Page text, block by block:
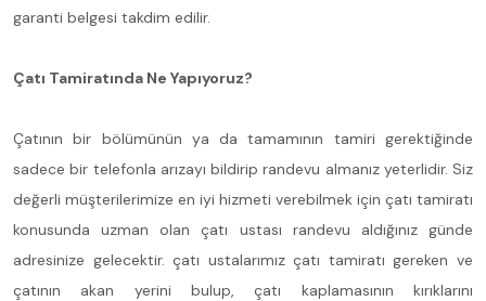
garanti belgesi takdim edilir.
Çatı Tamiratında Ne Yapıyoruz?
Çatının bir bölümünün ya da tamamının tamiri gerektiğinde
sadece bir telefonla arızayı bildirip randevu almanız yeterlidir. Siz
değerli müşterilerimize en iyi hizmeti verebilmek için çatı tamiratı
konusunda uzman olan çatı ustası randevu aldığınız günde
adresinize gelecektir. çatı ustalarımız çatı tamiratı gereken ve
çatının akan yerini bulup, çatı kaplamasının kırıklarını